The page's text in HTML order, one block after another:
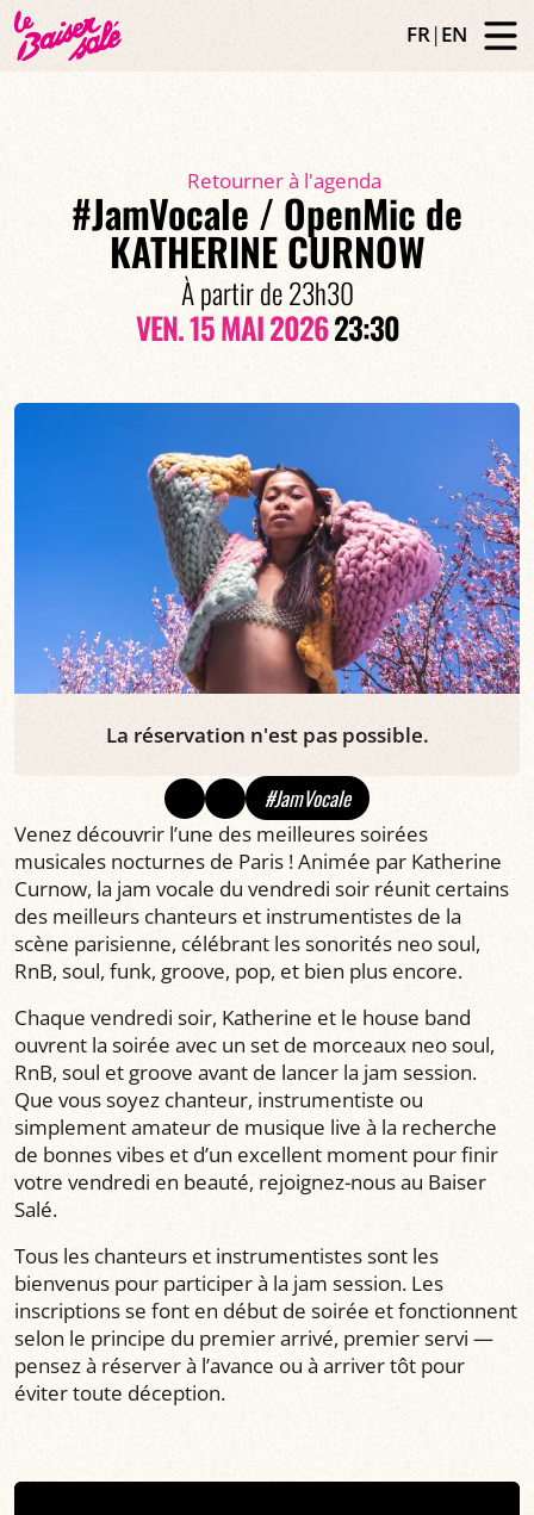
FR|EN
Retourner à l'agenda
#JamVocale / OpenMic de
KATHERINE CURNOW
À partir de 23h30
VEN. 15 MAI 202623:30
La réservation n'est pas possible.
#JamVocale
Venez découvrir l’une des meilleures soirées
musicales nocturnes de Paris ! Animée par Katherine
Curnow, la jam vocale du vendredi soir réunit certains
des meilleurs chanteurs et instrumentistes de la
scène parisienne, célébrant les sonorités neo soul,
RnB, soul, funk, groove, pop, et bien plus encore.
Chaque vendredi soir, Katherine et le house band
ouvrent la soirée avec un set de morceaux neo soul,
RnB, soul et groove avant de lancer la jam session.
Que vous soyez chanteur, instrumentiste ou
simplement amateur de musique live à la recherche
de bonnes vibes et d’un excellent moment pour finir
votre vendredi en beauté, rejoignez-nous au Baiser
Salé.
Tous les chanteurs et instrumentistes sont les
bienvenus pour participer à la jam session. Les
inscriptions se font en début de soirée et fonctionnent
selon le principe du premier arrivé, premier servi —
pensez à réserver à l’avance ou à arriver tôt pour
éviter toute déception.